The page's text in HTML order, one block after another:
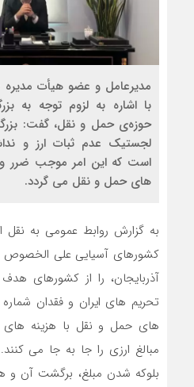
مدیرعامل و عضو هیأت مدیره
با اشاره به لزوم توجه به
حوزه‌ی حمل و نقل، گفت:
لجستیک عدم ثبات ارز و
است که این امر موجب ضرر
های حمل و نقل می گردد.
به گزارش روابط عمومی به نقل از
کشورهای آسیایی علی الخصوص
آذربایجان، را از کشورهای
تحریم های ایران و فقدان
های حمل و نقل با هزینه های
مبالغ ارزی را جا به جا می
بلوکه شدن مبلغ، برگشت آن